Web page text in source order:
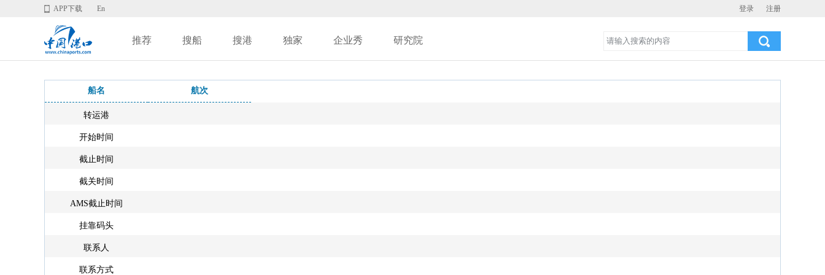
登录 注册
APP下载 En
推荐 搜船 搜港 独家 企业秀 研究院
船名 航次
转运港
开始时间
截止时间
截关时间
AMS截止时间
挂靠码头
联系人
联系方式